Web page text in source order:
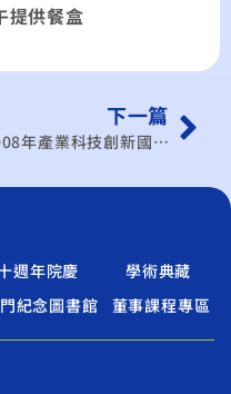
提供餐盒
下一篇
2008年產業科技創新國際研討會～接軌世界 創新無限
週年院慶
學術典藏
紀念圖書館
董事課程專區